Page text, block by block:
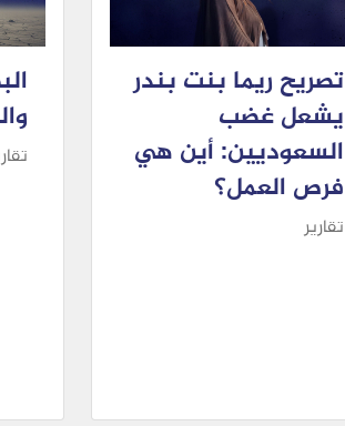
تصريح ريما بنت بندر
يشعل غضب
السعوديين: أين هي
فرص العمل؟
تقارير